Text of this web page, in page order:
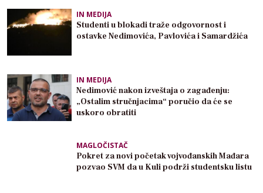
IN MEDIJA
Studenti u blokadi traže odgovornost i
ostavke Nedimovića, Pavlovića i Samardžića
IN MEDIJA
Nedimović nakon izveštaja o zagađenju:
„Ostalim stručnjacima“ poručio da će se
uskoro obratiti
MAGLOČISTAČ
Pokret za novi početak vojvođanskih Mađara
pozvao SVM da u Kuli podrži studentsku listu